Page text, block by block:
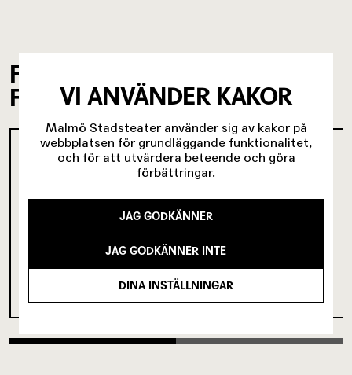
FILMER OM
FÖRESTÄLLNINGEN
VI ANVÄNDER KAKOR
Malmö Stadsteater använder sig av kakor på
webbplatsen för grundläggande funktionalitet,
och för att utvärdera beteende och göra
förbättringar.
JAG GODKÄNNER
JAG GODKÄNNER INTE
DINA INSTÄLLNINGAR